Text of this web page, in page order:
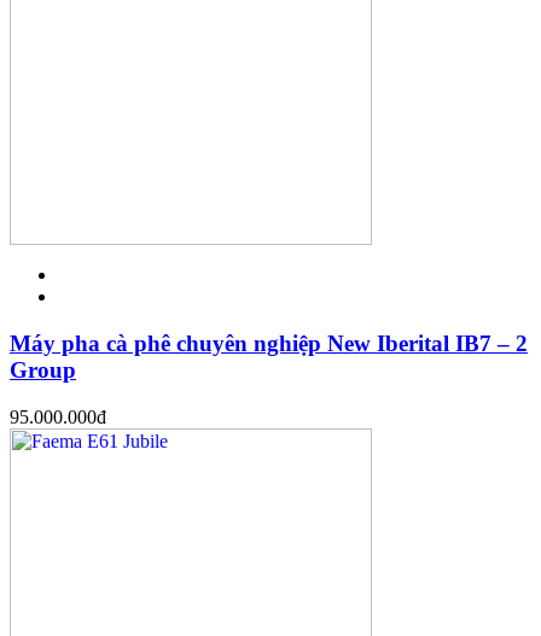
Máy pha cà phê chuyên nghiệp New Iberital IB7 – 2
Group
95.000.000đ